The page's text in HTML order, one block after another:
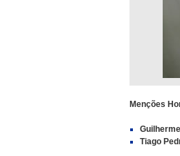
Menções
Tiago